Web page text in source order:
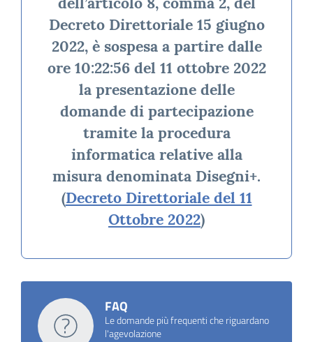
Decreto Direttoriale 15 giugno
2022, è sospesa a partire dalle
ore 10:22:56 del 11 ottobre 2022
la presentazione delle
domande di partecipazione
tramite la procedura
informatica relative alla
misura denominata Disegni+.
(Decreto Direttoriale del 11
Ottobre 2022)
FAQ
Le domande più frequenti che riguardano
l'agevolazione